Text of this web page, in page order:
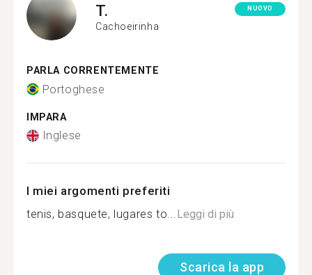
T.
Cachoeirinha
NUOVO
PARLA CORRENTEMENTE
Portoghese
IMPARA
Inglese
I miei argomenti preferiti
tenis, basquete, lugares to...Leggi di più
Scarica la app